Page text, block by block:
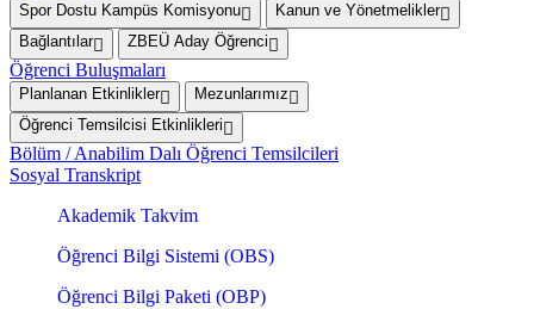
Spor Dostu Kampüs Komisyonu
Kanun ve Yönetmelikler
Bağlantılar
ZBEÜ Aday Öğrenci
Öğrenci Buluşmaları
Planlanan Etkinlikler
Mezunlarımız
Öğrenci Temsilcisi Etkinlikleri
Bölüm / Anabilim Dalı Öğrenci Temsilcileri
Sosyal Transkript
Akademik Takvim
Öğrenci Bilgi Sistemi (OBS)
Öğrenci Bilgi Paketi (OBP)